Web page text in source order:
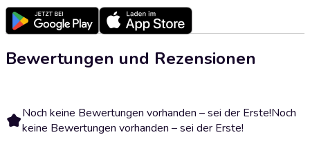
Bewertungen und Rezensionen
Noch keine Bewertungen vorhanden – sei der Erste!Noch
keine Bewertungen vorhanden – sei der Erste!